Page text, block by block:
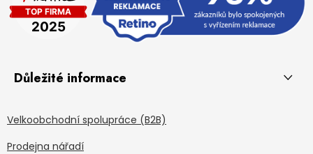
Důležité informace
Velkoobchodní spolupráce (B2B)
Prodejna nářadí